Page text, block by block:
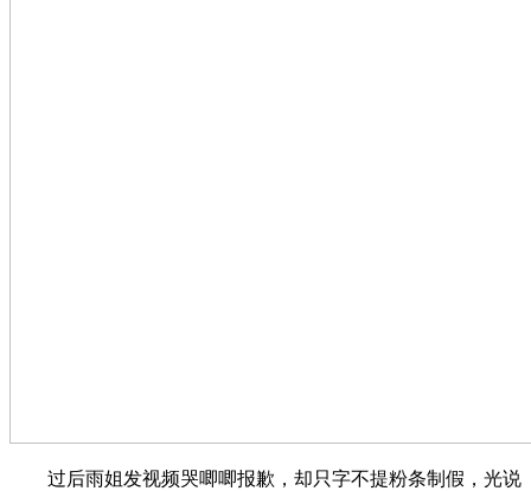
过后雨姐发视频哭唧唧报歉，却只字不提粉条制假，光说